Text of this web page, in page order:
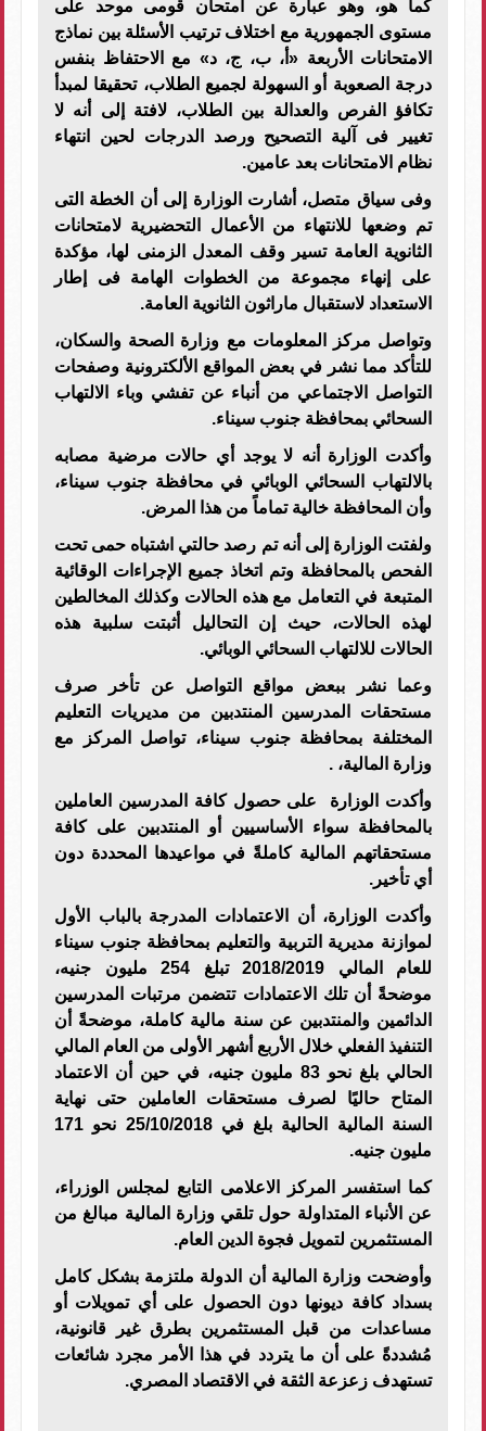
كما هو، وهو عبارة عن امتحان قومى موحد على
مستوى الجمهورية مع اختلاف ترتيب الأسئلة بين نماذج
الامتحانات الأربعة «أ، ب، ج، د» مع الاحتفاظ بنفس
درجة الصعوبة أو السهولة لجميع الطلاب، تحقيقا لمبدأ
تكافؤ الفرص والعدالة بين الطلاب، لافتة إلى أنه لا
تغيير فى آلية التصحيح ورصد الدرجات لحين انتهاء
نظام الامتحانات بعد عامين.
وفى سياق متصل، أشارت الوزارة إلى أن الخطة التى
تم وضعها للانتهاء من الأعمال التحضيرية لامتحانات
الثانوية العامة تسير وقف المعدل الزمنى لها، مؤكدة
على إنهاء مجموعة من الخطوات الهامة فى إطار
الاستعداد لاستقبال ماراثون الثانوية العامة.
وتواصل مركز المعلومات مع وزارة الصحة والسكان،
للتأكد مما نشر في بعض المواقع الألكترونية وصفحات
التواصل الاجتماعي من أنباء عن تفشي وباء الالتهاب
السحائي بمحافظة جنوب سيناء.
وأكدت الوزارة أنه لا يوجد أي حالات مرضية مصابه
بالالتهاب السحائي الوبائي في محافظة جنوب سيناء،
وأن المحافظة خالية تماماً من هذا المرض.
ولفتت الوزارة إلى أنه تم رصد حالتي اشتباه حمى تحت
الفحص بالمحافظة وتم اتخاذ جميع الإجراءات الوقائية
المتبعة في التعامل مع هذه الحالات وكذلك المخالطين
لهذه الحالات، حيث إن التحاليل أثبتت سلبية هذه
الحالات للالتهاب السحائي الوبائي.
وعما نشر ببعض مواقع التواصل عن تأخر صرف
مستحقات المدرسين المنتدبين من مديريات التعليم
المختلفة بمحافظة جنوب سيناء، تواصل المركز مع
وزارة المالية، .
وأكدت الوزارة على حصول كافة المدرسين العاملين
بالمحافظة سواء الأساسيين أو المنتدبين على كافة
مستحقاتهم المالية كاملةً في مواعيدها المحددة دون
أي تأخير.
وأكدت الوزارة، أن الاعتمادات المدرجة بالباب الأول
لموازنة مديرية التربية والتعليم بمحافظة جنوب سيناء
للعام المالي 2018/2019 تبلغ 254 مليون جنيه،
موضحةً أن تلك الاعتمادات تتضمن مرتبات المدرسين
الدائمين والمنتدبين عن سنة مالية كاملة، موضحةً أن
التنفيذ الفعلي خلال الأربع أشهر الأولى من العام المالي
الحالي بلغ نحو 83 مليون جنيه، في حين أن الاعتماد
المتاح حاليًا لصرف مستحقات العاملين حتى نهاية
السنة المالية الحالية بلغ في 25/10/2018 نحو 171
مليون جنيه.
كما استفسر المركز الاعلامى التابع لمجلس الوزراء،
عن الأنباء المتداولة حول تلقي وزارة المالية مبالغ من
المستثمرين لتمويل فجوة الدين العام.
وأوضحت وزارة المالية أن الدولة ملتزمة بشكل كامل
بسداد كافة ديونها دون الحصول على أي تمويلات أو
مساعدات من قبل المستثمرين بطرق غير قانونية،
مُشددةً على أن ما يتردد في هذا الأمر مجرد شائعات
تستهدف زعزعة الثقة في الاقتصاد المصري.